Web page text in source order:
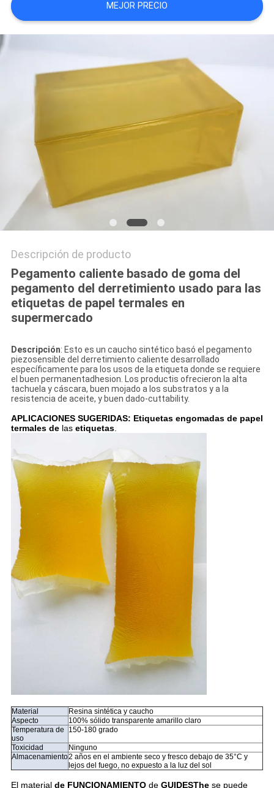
MAPA
DEL
POLÍTICA
PRIVACIDAD
MEJOR PRECIO
Descripción de producto
Pegamento caliente basado de goma del
pegamento del derretimiento usado para las
etiquetas de papel termales en
supermercado
Descripción: Esto es un caucho sintético basó el pegamento
piezosensible del derretimiento caliente desarrollado
específicamente para los usos de la etiqueta donde se requiere
el buen permanentadhesion. Los productis ofrecieron la alta
tachuela y cáscara, buen mojado a los substratos y a la
resistencia de aceite, y buen dado-cuttability.
APLICACIONES SUGERIDAS: Etiquetas engomadas de papel
termales delas etiquetas.
Material
Resina sintética y caucho
Aspecto
100% sólido transparente amarillo claro
Temperatura de
uso
150-180 grado
Toxicidad
Ninguno
Almacenamiento2 años en el ambiente seco y fresco debajo de 35°C y
lejos del fuego, no expuesto a la luz del sol
El material de FUNCIONAMIENTOde GUIDESThese puede